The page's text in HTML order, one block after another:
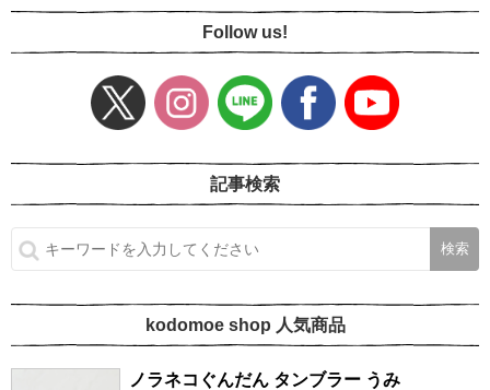
Follow us!
記事検索
kodomoe shop 人気商品
ノラネコぐんだん タンブラー うみ